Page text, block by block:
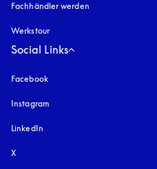
Fachhändler werden
Werkstour
Social Links
Facebook
Instagram
LinkedIn
X